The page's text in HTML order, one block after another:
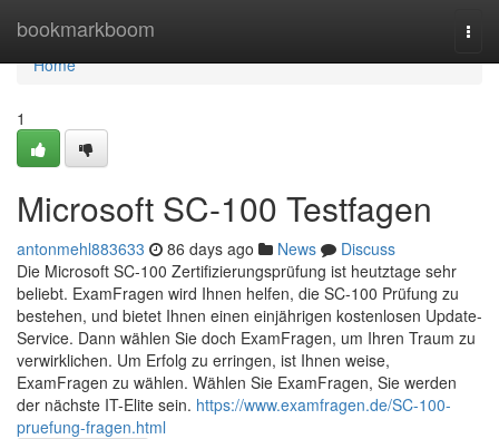
bookmarkboom
Home
Home
1
Microsoft SC-100 Testfagen
antonmehl883633 86 days ago News
Discuss
Die Microsoft SC-100 Zertifizierungsprüfung ist heutztage sehr
beliebt. ExamFragen wird Ihnen helfen, die SC-100 Prüfung zu
bestehen, und bietet Ihnen einen einjährigen kostenlosen Update-
Service. Dann wählen Sie doch ExamFragen, um Ihren Traum zu
verwirklichen. Um Erfolg zu erringen, ist Ihnen weise,
ExamFragen zu wählen. Wählen Sie ExamFragen, Sie werden
der nächste IT-Elite sein. https://www.examfragen.de/SC-100-
pruefung-fragen.html